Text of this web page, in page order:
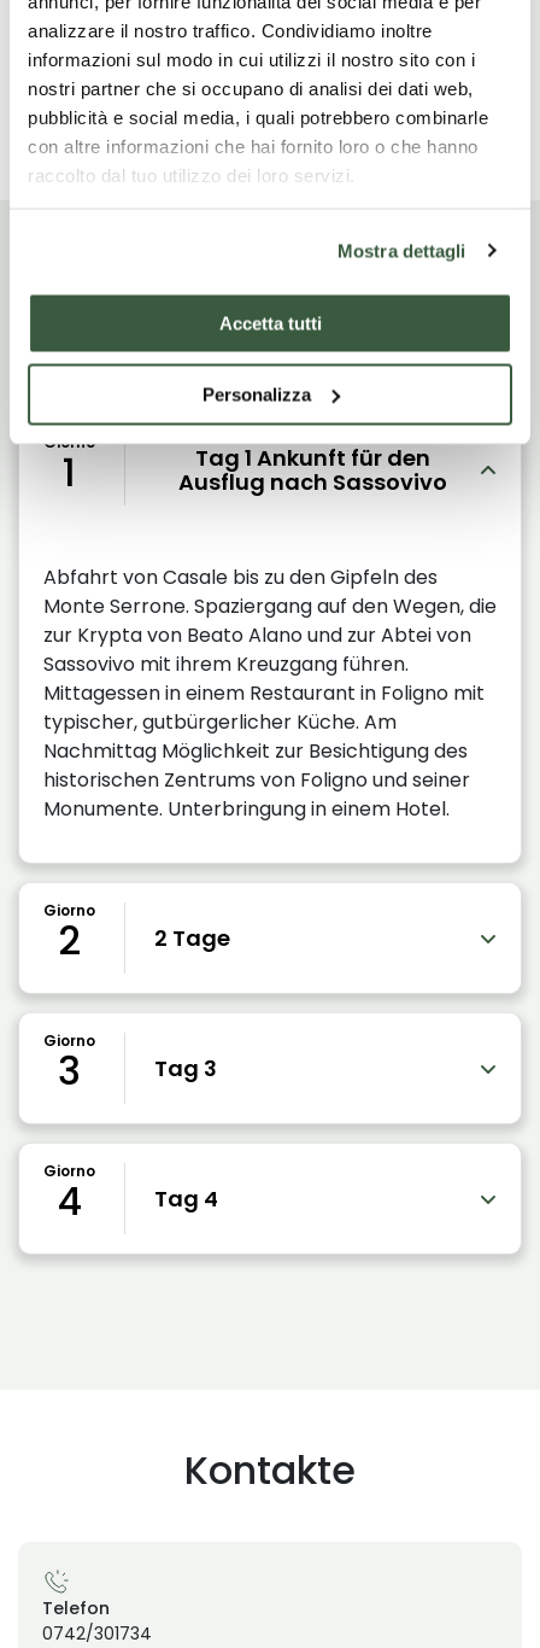
analizzare il nostro traffico. Condividiamo inoltre
informazioni sul modo in cui utilizzi il nostro sito con i
nostri partner che si occupano di analisi dei dati web,
pubblicità e social media, i quali potrebbero combinarle
con altre informazioni che hai fornito loro o che hanno
raccolto dal tuo utilizzo dei loro servizi.
Mostra dettagli
Accetta tutti
Personalizza
sentiero. Pranzo in ristorante. Fine dei nostri servizi
Lesen Sie mehr
Itinerario di viaggio
Giorno
1
Tag 1 Ankunft für den
Ausflug nach Sassovivo
Abfahrt von Casale bis zu den Gipfeln des
Monte Serrone. Spaziergang auf den Wegen, die
zur Krypta von Beato Alano und zur Abtei von
Sassovivo mit ihrem Kreuzgang führen.
Mittagessen in einem Restaurant in Foligno mit
typischer, gutbürgerlicher Küche. Am
Nachmittag Möglichkeit zur Besichtigung des
historischen Zentrums von Foligno und seiner
Monumente. Unterbringung in einem Hotel.
Giorno
2 2 Tage
Giorno
3 Tag 3
Giorno
4 Tag 4
Kontakte
Telefon
0742/301734